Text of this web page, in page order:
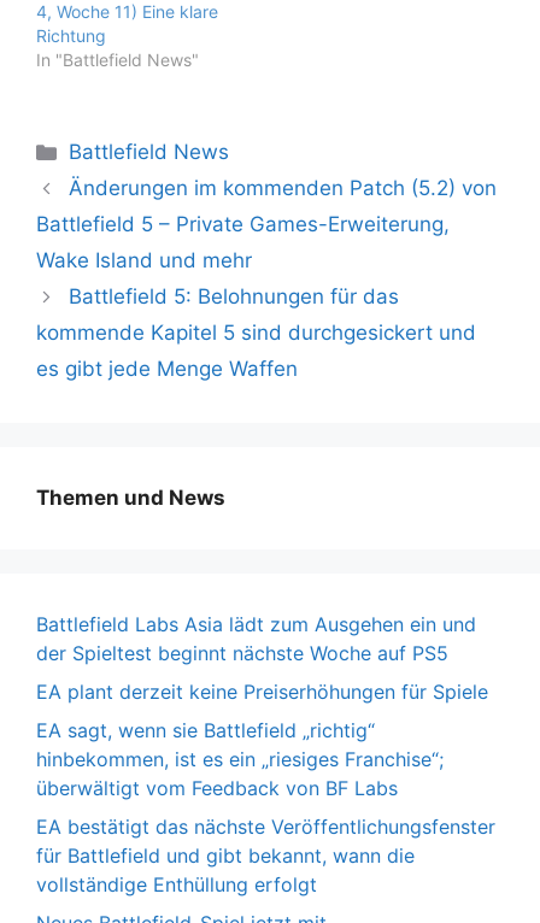
4, Woche 11) Eine klare
Richtung
In "Battlefield News"
Kategorien
Battlefield News
Änderungen im kommenden Patch (5.2) von
Battlefield 5 – Private Games-Erweiterung,
Wake Island und mehr
Battlefield 5: Belohnungen für das
kommende Kapitel 5 sind durchgesickert und
es gibt jede Menge Waffen
Themen und News
Battlefield Labs Asia lädt zum Ausgehen ein und
der Spieltest beginnt nächste Woche auf PS5
EA plant derzeit keine Preiserhöhungen für Spiele
EA sagt, wenn sie Battlefield „richtig“
hinbekommen, ist es ein „riesiges Franchise“;
überwältigt vom Feedback von BF Labs
EA bestätigt das nächste Veröffentlichungsfenster
für Battlefield und gibt bekannt, wann die
vollständige Enthüllung erfolgt